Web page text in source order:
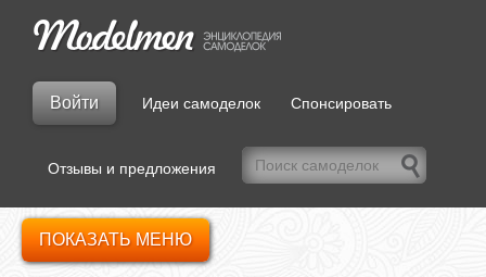
Войти Идеи самоделок Спонсировать
Отзывы и предложения
ПОКАЗАТЬ МЕНЮ